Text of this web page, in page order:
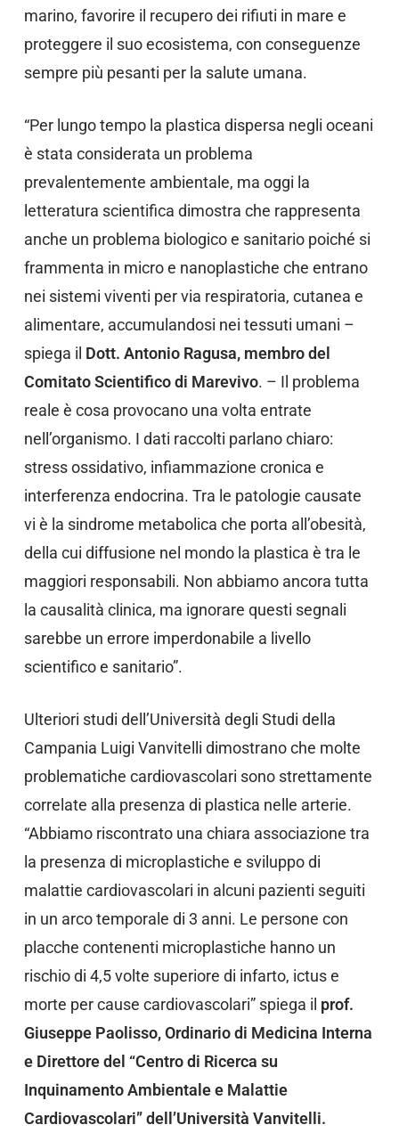
marino, favorire il recupero dei rifiuti in mare e
proteggere il suo ecosistema, con conseguenze
sempre più pesanti per la salute umana.
“Per lungo tempo la plastica dispersa negli oceani
è stata considerata un problema
prevalentemente ambientale, ma oggi la
letteratura scientifica dimostra che rappresenta
anche un problema biologico e sanitario poiché si
frammenta in micro e nanoplastiche che entrano
nei sistemi viventi per via respiratoria, cutanea e
alimentare, accumulandosi nei tessuti umani –
spiega il Dott. Antonio Ragusa, membro del
Comitato Scientifico di Marevivo. – Il problema
reale è cosa provocano una volta entrate
nell’organismo. I dati raccolti parlano chiaro:
stress ossidativo, infiammazione cronica e
interferenza endocrina. Tra le patologie causate
vi è la sindrome metabolica che porta all’obesità,
della cui diffusione nel mondo la plastica è tra le
maggiori responsabili. Non abbiamo ancora tutta
la causalità clinica, ma ignorare questi segnali
sarebbe un errore imperdonabile a livello
scientifico e sanitario”.
Ulteriori studi dell’Università degli Studi della
Campania Luigi Vanvitelli dimostrano che molte
problematiche cardiovascolari sono strettamente
correlate alla presenza di plastica nelle arterie.
“Abbiamo riscontrato una chiara associazione tra
la presenza di microplastiche e sviluppo di
malattie cardiovascolari in alcuni pazienti seguiti
in un arco temporale di 3 anni. Le persone con
placche contenenti microplastiche hanno un
rischio di 4,5 volte superiore di infarto, ictus e
morte per cause cardiovascolari” spiega il prof.
Giuseppe Paolisso, Ordinario di Medicina Interna
e Direttore del “Centro di Ricerca su
Inquinamento Ambientale e Malattie
Cardiovascolari” dell’Università Vanvitelli.